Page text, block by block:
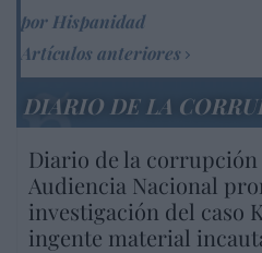
por Hispanidad
Artículos anteriores
DIARIO DE LA
Diario de la corrupción
Audiencia Nacional
investigación del caso
ingente material